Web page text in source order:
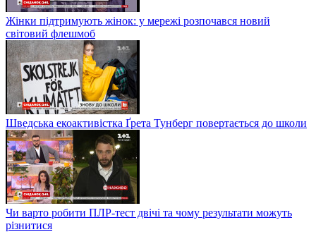
Жінки підтримують жінок: у мережі розпочався новий
світовий флешмоб
Шведська екоактивістка Ґрета Тунберг повертається до школи
Чи варто робити ПЛР-тест двічі та чому результати можуть
різнитися